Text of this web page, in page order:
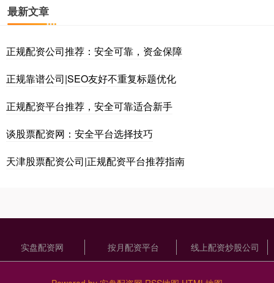
最新文章
正规配资公司推荐：安全可靠，资金保障
正规靠谱公司|SEO友好不重复标题优化
正规配资平台推荐，安全可靠适合新手
谈股票配资网：安全平台选择技巧
天津股票配资公司|正规配资平台推荐指南
实盘配资网 按月配资平台 线上配资炒股公司